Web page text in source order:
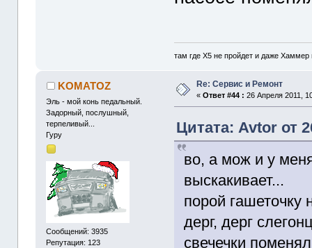
там где Х5 не пройдет и даже Хаммер
KOMATOZ
Эль - мой конь педальный.
Задорный, послушный,
терпеливый...
Гуру
Сообщений: 3935
Репутация: 123
Re: Сервис и Ремонт
«Ответ #44 : 26 Апреля 2011,
Цитата: Avtor от
во, а мож и у
выскакивает...
порой гашеточку
дерг, дерг
свечечки